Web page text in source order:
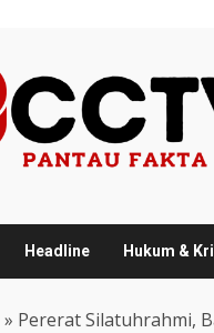
Headline Hukum &
» Pererat Silatuhrahmi,